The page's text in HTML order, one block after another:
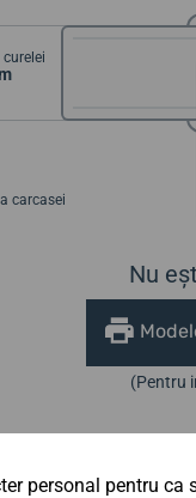
carcasei
Nu
(Pentru
personal pentru ca